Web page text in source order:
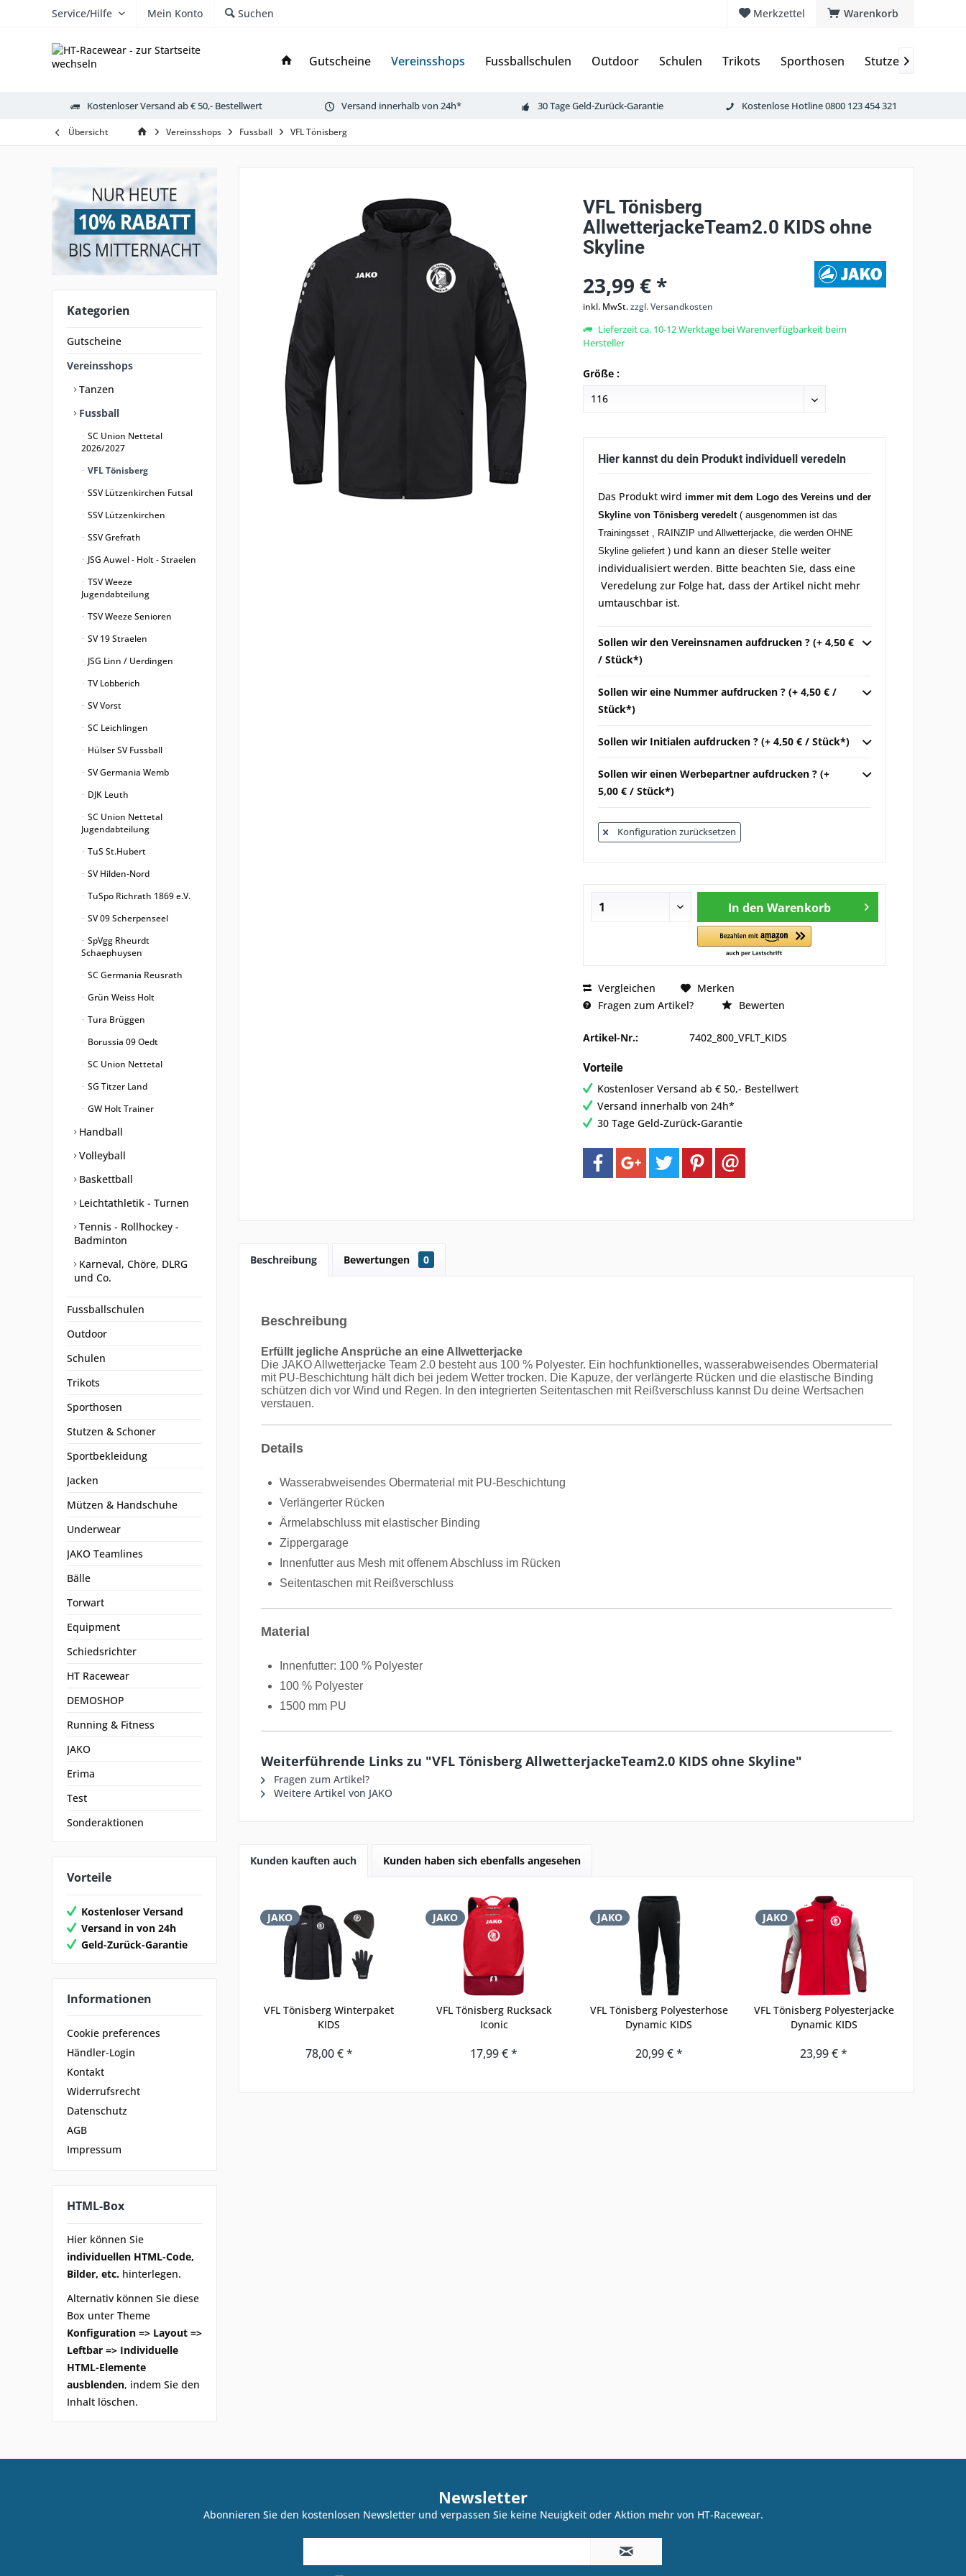
Warenkorb
Merkzettel
Service/Hilfe Mein Konto Suchen
Gutscheine Vereinsshops Fussballschulen Outdoor Schulen Trikots Sporthosen Stutzen & Schoner

Kostenloser Versand ab € 50,- Bestellwert Versand innerhalb von 24h* 30 Tage Geld-Zurück-Garantie Kostenlose Hotline 0800 123 454 321
Übersicht Vereinsshops Fussball VFL Tönisberg
Kategorien
Gutscheine
Vereinsshops
Tanzen
Fussball
SC Union Nettetal
2026/2027
VFL Tönisberg
SSV Lützenkirchen Futsal
SSV Lützenkirchen
SSV Grefrath
JSG Auwel - Holt - Straelen
TSV Weeze
Jugendabteilung
TSV Weeze Senioren
SV 19 Straelen
JSG Linn / Uerdingen
TV Lobberich
SV Vorst
SC Leichlingen
Hülser SV Fussball
SV Germania Wemb
DJK Leuth
SC Union Nettetal
Jugendabteilung
TuS St.Hubert
SV Hilden-Nord
TuSpo Richrath 1869 e.V.
SV 09 Scherpenseel
SpVgg Rheurdt
Schaephuysen
SC Germania Reusrath
Grün Weiss Holt
Tura Brüggen
Borussia 09 Oedt
SC Union Nettetal
SG Titzer Land
GW Holt Trainer
Handball
Volleyball
Baskettball
Leichtathletik - Turnen
Tennis - Rollhockey -
Badminton
Karneval, Chöre, DLRG
und Co.
Fussballschulen
Outdoor
Schulen
Trikots
Sporthosen
Stutzen & Schoner
Sportbekleidung
Jacken
Mützen & Handschuhe
Underwear
JAKO Teamlines
Bälle
Torwart
Equipment
Schiedsrichter
HT Racewear
DEMOSHOP
Running & Fitness
JAKO
Erima
Test
Sonderaktionen
Vorteile
Kostenloser Versand
Versand in von 24h
Geld-Zurück-Garantie
Informationen
Cookie preferences
Händler-Login
Kontakt
Widerrufsrecht
Datenschutz
AGB
Impressum
HTML-Box
Hier können Sie
individuellen HTML-Code,
Bilder, etc. hinterlegen.
Alternativ können Sie diese
Box unter Theme
Konfiguration => Layout =>
Leftbar => Individuelle
HTML-Elemente
ausblenden, indem Sie den
Inhalt löschen.
VFL Tönisberg
AllwetterjackeTeam2.0 KIDS ohne
Skyline
23,99 € *
inkl. MwSt.zzgl. Versandkosten
Lieferzeit ca. 10-12 Werktage bei Warenverfügbarkeit beim
Hersteller
Größe :
Hier kannst du dein Produkt individuell veredeln
Das Produkt wird immer mit dem Logo des Vereins und der
Skyline von Tönisberg veredelt( ausgenommen ist das
Trainingsset , RAINZIP und Allwetterjacke, die werden OHNE
Skyline geliefert ) und kann an dieser Stelle weiter
individualisiert werden. Bitte beachten Sie, dass eine
Veredelung zur Folge hat, dass der Artikel nicht mehr
umtauschbar ist.
Sollen wir den Vereinsnamen aufdrucken ? (+ 4,50 €
/ Stück*)
Sollen wir eine Nummer aufdrucken ? (+ 4,50 € /
Stück*)
Sollen wir Initialen aufdrucken ? (+ 4,50 € / Stück*)
Sollen wir einen Werbepartner aufdrucken ? (+
5,00 € / Stück*)
Konfiguration zurücksetzen
In den Warenkorb
Vergleichen
Merken
Fragen zum Artikel?
Bewerten
Artikel-Nr.: 7402_800_VFLT_KIDS
Vorteile
Kostenloser Versand ab € 50,- Bestellwert
Versand innerhalb von 24h*
30 Tage Geld-Zurück-Garantie
Beschreibung Bewertungen 0
Beschreibung
Erfüllt jegliche Ansprüche an eine Allwetterjacke
Die JAKO Allwetterjacke Team 2.0 besteht aus 100 % Polyester. Ein hochfunktionelles, wasserabweisendes Obermaterial
mit PU-Beschichtung hält dich bei jedem Wetter trocken. Die Kapuze, der verlängerte Rücken und die elastische Binding
schützen dich vor Wind und Regen. In den integrierten Seitentaschen mit Reißverschluss kannst Du deine Wertsachen
verstauen.
Details
Wasserabweisendes Obermaterial mit PU-Beschichtung
Verlängerter Rücken
Ärmelabschluss mit elastischer Binding
Zippergarage
Innenfutter aus Mesh mit offenem Abschluss im Rücken
Seitentaschen mit Reißverschluss
Material
Innenfutter: 100 % Polyester
100 % Polyester
1500 mm PU
Weiterführende Links zu "VFL Tönisberg AllwetterjackeTeam2.0 KIDS ohne Skyline"
Fragen zum Artikel?
Weitere Artikel von JAKO
Kunden kauften auch Kunden haben sich ebenfalls angesehen
JAKO
VFL Tönisberg Winterpaket
KIDS
78,00 € *
JAKO
VFL Tönisberg Rucksack
Iconic
17,99 € *
JAKO
VFL Tönisberg Polyesterhose
Dynamic KIDS
20,99 € *
JAKO
VFL Tönisberg Polyesterjacke
Dynamic KIDS
23,99 € *
Newsletter
Abonnieren Sie den kostenlosen Newsletter und verpassen Sie keine Neuigkeit oder Aktion mehr von HT-Racewear.